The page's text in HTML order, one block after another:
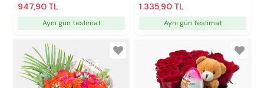
947,90 TL
Aynı gün teslimat
1.335,90 TL
Aynı gün teslimat